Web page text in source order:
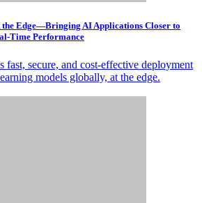
the Edge—Bringing AI Applications Closer to
Time Performance
fast, secure, and cost-effective deployment
models globally, at the edge.